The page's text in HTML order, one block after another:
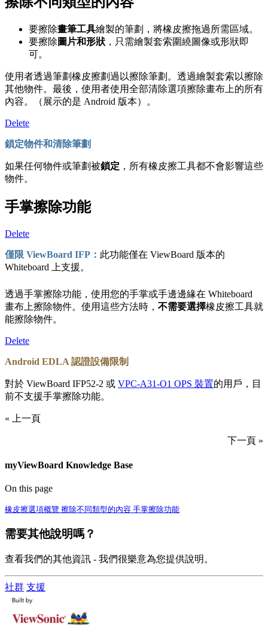
要擦除畫筆工具繪製的筆劃，將橡皮擦拖過所需區域。
要擦除 圖片和形狀 ，只需繪製套索圍繞圖像或形狀即
可。
使用者透過筆劃橡皮擦劃過以擦除筆劃。透過繪製套索以擦除
其他物件。最後，使用者使用全部清除選項擦除畫布上的所有
內容。（展示的是 Android 版本）。
Delete
鎖定物件和清除筆劃
如果任何物件或筆劃被鎖定 ，所有橡皮擦工具都不會影響這些
物件。
手掌擦除功能
Delete
僅限 ViewBoard IFP： 此功能僅在 ViewBoard 版本的
Whiteboard 上支援。
透過手掌擦除功能，使用您的手掌或手邊邊緣在 Whiteboard
畫布上擦除物件。使用這些方法時， 不需要選擇橡皮擦工具就
能擦除物件。
Delete
Android EDLA 認證設備限制
對於 ViewBoard IFP52-2 或 VPC-A31-O1 OPS 裝置的用戶，目
前不支援手掌擦除功能。
« 上一頁
下一頁 »
myViewBoard Knowledge Base
On this page
橡皮擦選項概覽 擦除不同類型的內容 手掌擦除功能
需要其他說明嗎？
查看我們的其他資訊 - 我們很樂意為您提供說明。
社群 支援